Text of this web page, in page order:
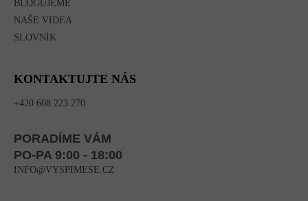
BLOGUJEME
NAŠE VIDEA
SLOVNÍK
KONTAKTUJTE NÁS
+420 608 223 270
PORADÍME VÁM
PO-PA 9:00 - 18:00
INFO@VYSPIMESE.CZ